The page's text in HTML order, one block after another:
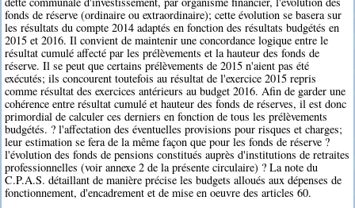
fonds de réserve (ordinaire ou extraordinaire); cette évolution se basera sur
les résultats du compte 2014 adaptés en fonction des résultats budgétés en
2015 et 2016. Il convient de maintenir une concordance logique entre le
résultat cumulé affecté par les prélèvements et la hauteur des fonds de
réserve. Il se peut que certains prélèvements de 2015 n'aient pas été
exécutés; ils concourent toutefois au résultat de l'exercice 2015 repris
comme résultat des exercices antérieurs au budget 2016. Afin de garder une
cohérence entre résultat cumulé et hauteur des fonds de réserves, il est donc
primordial de calculer ces derniers en fonction de tous les prélèvements
budgétés. ? l'affectation des éventuelles provisions pour risques et charges;
leur estimation se fera de la même façon que pour les fonds de réserve ?
l'évolution des fonds de pensions constitués auprès d'institutions de retraites
professionnelles (voir annexe 2 de la présente circulaire) ? La note du
C.P.A.S. détaillant de manière précise les budgets alloués aux dépenses de
fonctionnement, d'encadrement et de mise en oeuvre des articles 60.